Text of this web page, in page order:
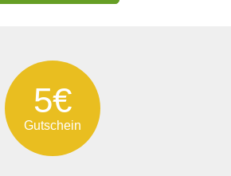
5€
Gutschein